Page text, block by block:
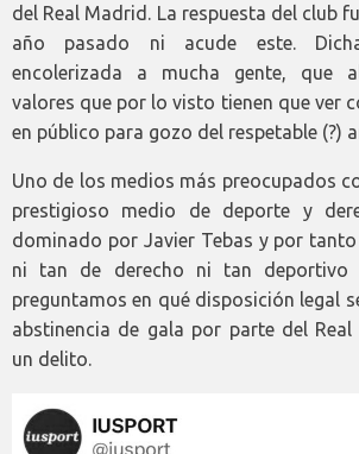
del Real Madrid. La respuesta del club
año pasado ni acude este.
encolerizada a mucha gente, que
valores que por lo visto tienen que ver
en público para gozo del respetable (?)
Uno de los medios más preocupados
prestigioso medio de deporte y
dominado por Javier Tebas y por
ni tan de derecho ni tan deportivo
preguntamos en qué disposición legal
abstinencia de gala por parte del
un delito.